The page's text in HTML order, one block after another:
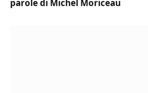
parole di Michel Moriceau